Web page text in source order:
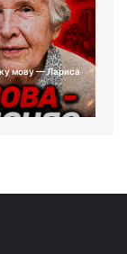
мову — Лариса